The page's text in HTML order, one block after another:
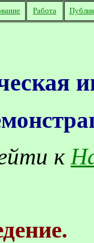
Работа
к